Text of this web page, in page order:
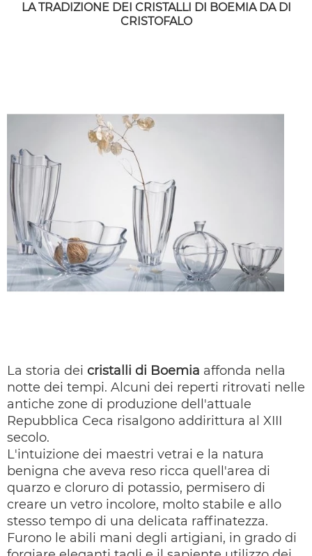
LA TRADIZIONE DEI CRISTALLI DI BOEMIA DA DI
CRISTOFALO
La storia dei cristalli di Boemia affonda nella
notte dei tempi. Alcuni dei reperti ritrovati nelle
antiche zone di produzione dell'attuale
Repubblica Ceca risalgono addirittura al XIII
secolo.
L'intuizione dei maestri vetrai e la natura
benigna che aveva reso ricca quell'area di
quarzo e cloruro di potassio, permisero di
creare un vetro incolore, molto stabile e allo
stesso tempo di una delicata raffinatezza.
Furono le abili mani degli artigiani, in grado di